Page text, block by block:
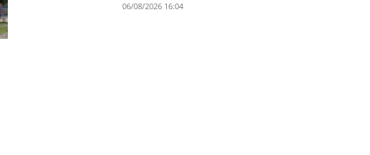
06/08/2026 16:04